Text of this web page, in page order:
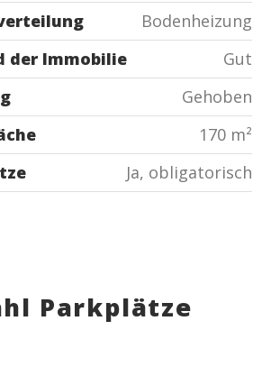
Bodenheizung
der Immobilie
Gut
Gehoben
170 m²
Ja, obligatorisch
Parkplätze